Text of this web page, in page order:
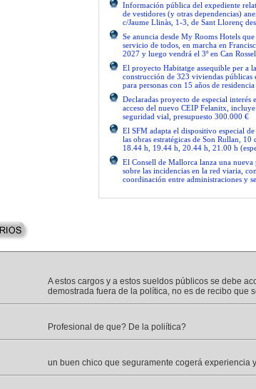
Información pública del expediente
de vestidores (y otras dependencias)
c/Jaume Llinàs, 1-3, de Sant Llorenç
Se anuncia desde My Rooms Hotels
servicio de todos, en marcha en
2027 y luego vendrá el 3º en Can
El proyecto Habitatge assequible per a
construcción de 323 viviendas públicas
para personas con 15 años de residencia
Declaradas proyecto de especial interés
acceso del nuevo CEIP Felanitx,
seguridad vial, presupuesto 300.000 €
El SFM adapta el dispositivo especial
las obras estratégicas de Son Rullan,
18.44 h, 19.44 h, 20.44 h, 21.00 h
El Consell de Mallorca lanza una
sobre las incidencias en la red viaria,
coordinación entre administraciones y
A estos cargos y a estos sueldos públicos se debe
demostrada fuera de la política, no es de recibo que
Profesional de que? De la poliítica?
un buen chico que seguramente cogerá experiencia